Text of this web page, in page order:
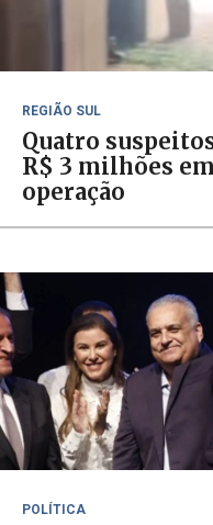
REGIÃO SUL
Quatro
R$ 3 milhões
operação
POLÍTICA